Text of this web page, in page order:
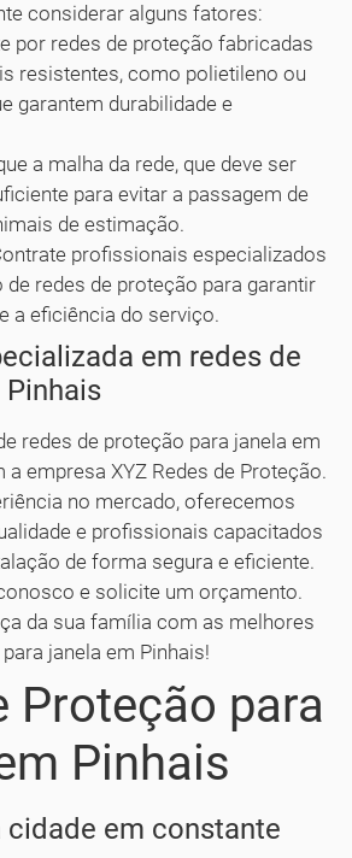
considerar alguns fatores:
por redes de proteção fabricadas
resistentes, como polietileno ou
garantem durabilidade e
a malha da rede, que deve ser
para evitar a passagem de
de estimação.
profissionais especializados
de redes de proteção para garantir
a eficiência do serviço.
em redes de
redes de proteção para janela em
a empresa XYZ Redes de Proteção.
no mercado, oferecemos
e profissionais capacitados
de forma segura e eficiente.
e solicite um orçamento.
da sua família com as melhores
janela em Pinhais!
Proteção para
Pinhais
cidade em constante